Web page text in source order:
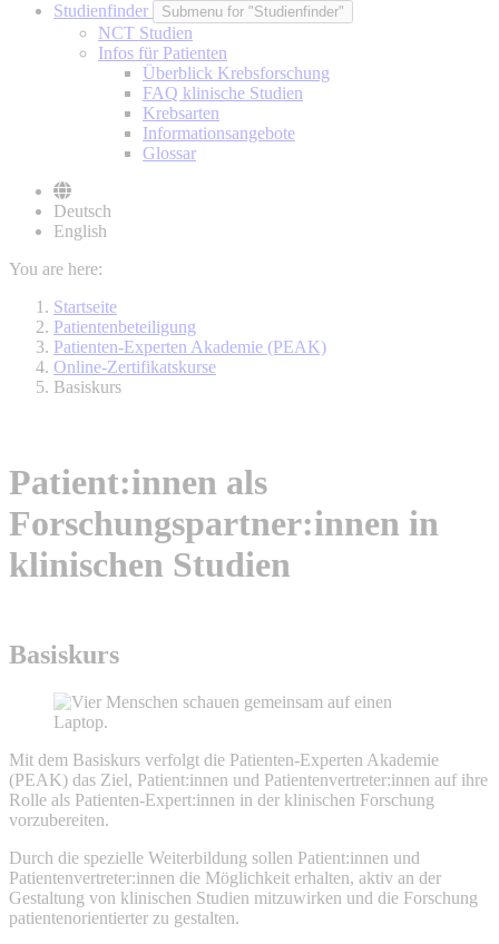
Studienfinder
Submenu for "Studienfinder"
NCT Studien
Infos für Patienten
Überblick Krebsforschung
FAQ klinische Studien
Krebsarten
Informationsangebote
Glossar
Deutsch
English
You are here:
Startseite
Patientenbeteiligung
Patienten-Experten Akademie (PEAK)
Online-Zertifikatskurse
Basiskurs
Patient:innen als
Forschungspartner:innen in
klinischen Studien
Basiskurs
Mit dem Basiskurs verfolgt die Patienten-Experten Akademie
(PEAK) das Ziel, Patient:innen und Patientenvertreter:innen auf ihre
Rolle als Patienten-Expert:innen in der klinischen Forschung
vorzubereiten.
Durch die spezielle Weiterbildung sollen Patient:innen und
Patientenvertreter:innen die Möglichkeit erhalten, aktiv an der
Gestaltung von klinischen Studien mitzuwirken und die Forschung
patientenorientierter zu gestalten.